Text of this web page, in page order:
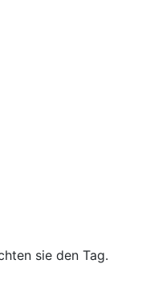
sie den Tag.